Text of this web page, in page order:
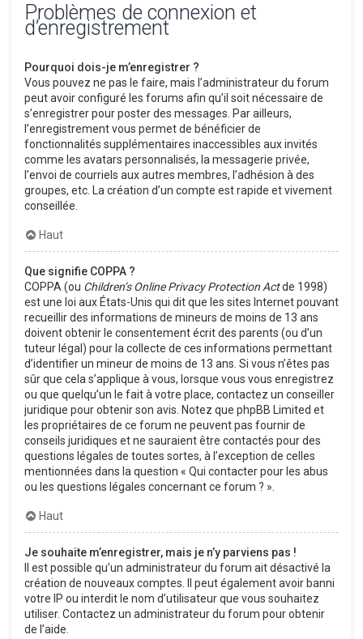
Problèmes de connexion et
d’enregistrement
Pourquoi dois-je m’enregistrer ?
Vous pouvez ne pas le faire, mais l’administrateur du forum
peut avoir configuré les forums afin qu’il soit nécessaire de
s’enregistrer pour poster des messages. Par ailleurs,
l’enregistrement vous permet de bénéficier de
fonctionnalités supplémentaires inaccessibles aux invités
comme les avatars personnalisés, la messagerie privée,
l’envoi de courriels aux autres membres, l’adhésion à des
groupes, etc. La création d’un compte est rapide et vivement
conseillée.
Haut
Que signifie COPPA ?
COPPA (ou Children’s Online Privacy Protection Actde 1998)
est une loi aux États-Unis qui dit que les sites Internet pouvant
recueillir des informations de mineurs de moins de 13 ans
doivent obtenir le consentement écrit des parents (ou d’un
tuteur légal) pour la collecte de ces informations permettant
d’identifier un mineur de moins de 13 ans. Si vous n’êtes pas
sûr que cela s’applique à vous, lorsque vous vous enregistrez
ou que quelqu’un le fait à votre place, contactez un conseiller
juridique pour obtenir son avis. Notez que phpBB Limited et
les propriétaires de ce forum ne peuvent pas fournir de
conseils juridiques et ne sauraient être contactés pour des
questions légales de toutes sortes, à l’exception de celles
mentionnées dans la question « Qui contacter pour les abus
ou les questions légales concernant ce forum ? ».
Haut
Je souhaite m’enregistrer, mais je n’y parviens pas !
Il est possible qu’un administrateur du forum ait désactivé la
création de nouveaux comptes. Il peut également avoir banni
votre IP ou interdit le nom d’utilisateur que vous souhaitez
utiliser. Contactez un administrateur du forum pour obtenir
de l’aide.